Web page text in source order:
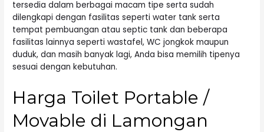
tersedia dalam berbagai macam tipe serta sudah
dilengkapi dengan fasilitas seperti water tank serta
tempat pembuangan atau septic tank dan beberapa
fasilitas lainnya seperti wastafel, WC jongkok maupun
duduk, dan masih banyak lagi, Anda bisa memilih tipenya
sesuai dengan kebutuhan.
Harga Toilet Portable /
Movable di Lamongan